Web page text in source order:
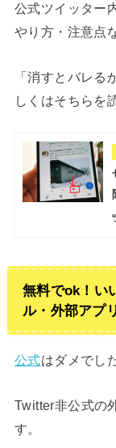
公式ツイッター
やり方・注意点
「消すとバレ
しくはそちらを
無料でok！い
ル・外部アプ
公式はダメでし
Twitter非公式の
す。